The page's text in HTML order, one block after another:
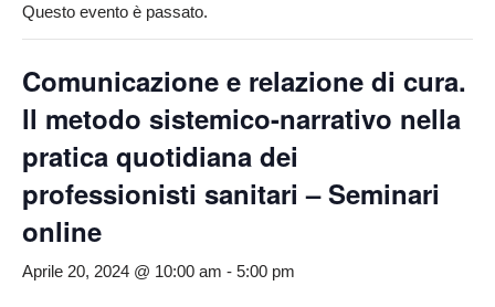
Questo evento è passato.
Comunicazione e relazione di cura.
ll metodo sistemico-narrativo nella
pratica quotidiana dei
professionisti sanitari – Seminari
online
Aprile 20, 2024 @ 10:00 am - 5:00 pm